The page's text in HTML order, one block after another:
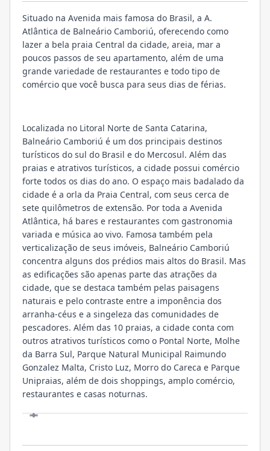
Situado na Avenida mais famosa do Brasil, a A.
Atlântica de Balneário Camboriú, oferecendo como
lazer a bela praia Central da cidade, areia, mar a
poucos passos de seu apartamento, além de uma
grande variedade de restaurantes e todo tipo de
comércio que você busca para seus dias de férias.
Localizada no Litoral Norte de Santa Catarina,
Balneário Camboriú é um dos principais destinos
turísticos do sul do Brasil e do Mercosul. Além das
praias e atrativos turísticos, a cidade possui comércio
forte todos os dias do ano. O espaço mais badalado da
cidade é a orla da Praia Central, com seus cerca de
sete quilômetros de extensão. Por toda a Avenida
Atlântica, há bares e restaurantes com gastronomia
variada e música ao vivo. Famosa também pela
verticalização de seus imóveis, Balneário Camboriú
concentra alguns dos prédios mais altos do Brasil. Mas
as edificações são apenas parte das atrações da
cidade, que se destaca também pelas paisagens
naturais e pelo contraste entre a imponência dos
arranha-céus e a singeleza das comunidades de
pescadores. Além das 10 praias, a cidade conta com
outros atrativos turísticos como o Pontal Norte, Molhe
da Barra Sul, Parque Natural Municipal Raimundo
Gonzalez Malta, Cristo Luz, Morro do Careca e Parque
Unipraias, além de dois shoppings, amplo comércio,
restaurantes e casas noturnas.